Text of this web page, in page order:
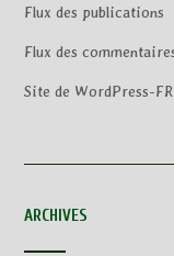
Flux des publications
Flux des
Site de WordPress-FR
ARCHIVES